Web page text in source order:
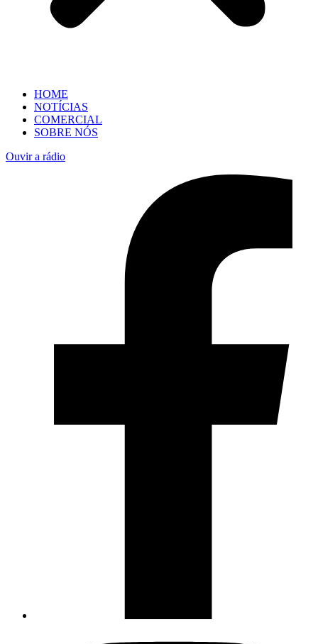
HOME
NOTÍCIAS
COMERCIAL
SOBRE NÓS
Ouvir a rádio